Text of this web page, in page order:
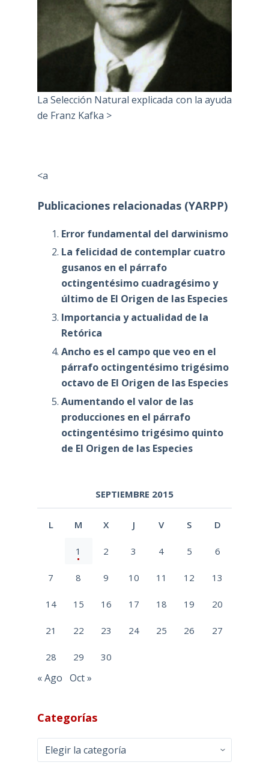
La Selección Natural explicada con la ayuda
de Franz Kafka >
<a
Publicaciones relacionadas (YARPP)
Error fundamental del darwinismo
La felicidad de contemplar cuatro
gusanos en el párrafo
octingentésimo cuadragésimo y
último de El Origen de las Especies
Importancia y actualidad de la
Retórica
Ancho es el campo que veo en el
párrafo octingentésimo trigésimo
octavo de El Origen de las Especies
Aumentando el valor de las
producciones en el párrafo
octingentésimo trigésimo quinto
de El Origen de las Especies
SEPTIEMBRE 2015
L M X J V S D
1 2 3 4 5 6
7 8 9 10 11 12 13
14 15 16 17 18 19 20
21 22 23 24 25 26 27
28 29 30
« Ago Oct »
Categorías
Categorías